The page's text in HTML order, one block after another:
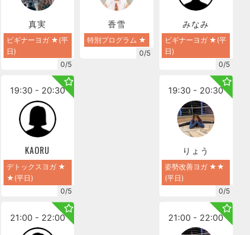
真実
ビギナーヨガ ★(平
日)
0/5
香雪
特別プログラム ★
0/5
みなみ
ビギナーヨガ ★(平
日)
0/5
19:30 - 20:30
KAORU
デトックスヨガ ★
★(平日)
0/5
19:30 - 20:30
りょう
姿勢改善ヨガ ★★
(平日)
0/5
21:00 - 22:00 21:00 - 22:00